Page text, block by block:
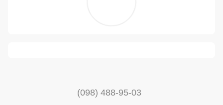
(098) 488-95-03